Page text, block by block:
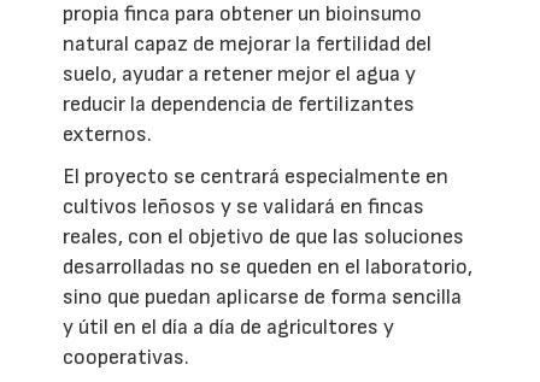
propia finca para obtener un bioinsumo
natural capaz de mejorar la fertilidad del
suelo, ayudar a retener mejor el agua y
reducir la dependencia de fertilizantes
externos.
El proyecto se centrará especialmente en
cultivos leñosos y se validará en fincas
reales, con el objetivo de que las soluciones
desarrolladas no se queden en el laboratorio,
sino que puedan aplicarse de forma sencilla
y útil en el día a día de agricultores y
cooperativas.